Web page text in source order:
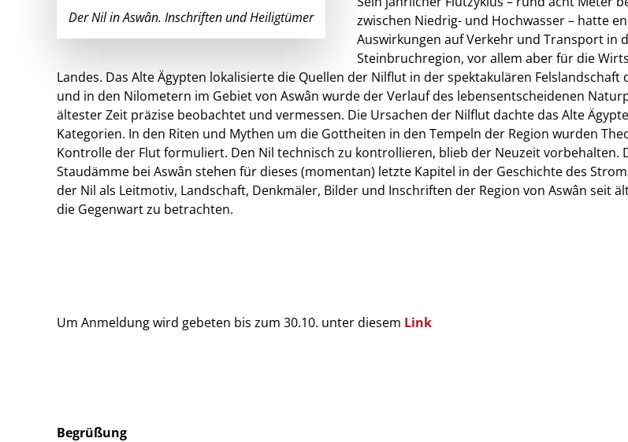
Der Nil in Aswân. Inschriften und Heiligtümer
zwischen Niedrig- und Hochwasser – hatte
Auswirkungen auf Verkehr und Transport in
Steinbruchregion, vor allem aber für die
Landes. Das Alte Ägypten lokalisierte die Quellen der Nilflut in der spektakulären Felslandschaft
und in den Nilometern im Gebiet von Aswân wurde der Verlauf des lebensentscheidenen
ältester Zeit präzise beobachtet und vermessen. Die Ursachen der Nilflut dachte das Alte
Kategorien. In den Riten und Mythen um die Gottheiten in den Tempeln der Region wurden
Kontrolle der Flut formuliert. Den Nil technisch zu kontrollieren, blieb der Neuzeit vorbehalten.
Staudämme bei Aswân stehen für dieses (momentan) letzte Kapitel in der Geschichte des
der Nil als Leitmotiv, Landschaft, Denkmäler, Bilder und Inschriften der Region von Aswân seit
die Gegenwart zu betrachten.
Um Anmeldung wird gebeten bis zum 30.10. unter diesem Link
Begrüßung